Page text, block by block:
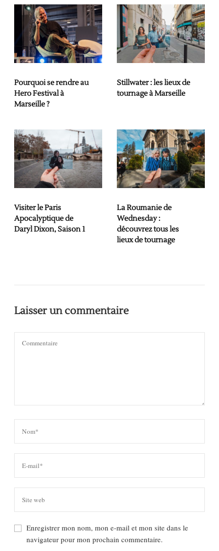
Pourquoi se rendre au
Hero Festival à
Marseille ?
Stillwater : les lieux de
tournage à Marseille
Visiter le Paris
Apocalyptique de
Daryl Dixon, Saison 1
La Roumanie de
Wednesday :
découvrez tous les
lieux de tournage
Laisser un commentaire
Enregistrer mon nom, mon e-mail et mon site dans le
navigateur pour mon prochain commentaire.